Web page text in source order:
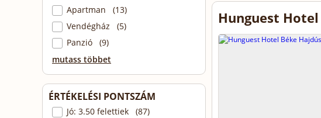
Apartman (13)
Vendégház (5)
Panzió (9)
mutass többet
ÉRTÉKELÉSI PONTSZÁM
Jó: 3.50 felettiek (87)
Hunguest